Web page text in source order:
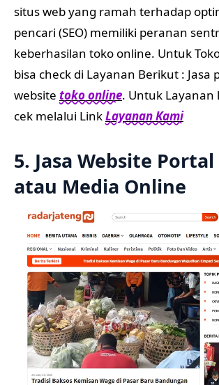
situs web yang ramah terhadap
pencari (SEO) memiliki peranan
keberhasilan toko online. Untuk
bisa check di Layanan Berikut : Jasa
website toko online. Untuk Layanan
cek melalui LinkLayanan Kami
5. Jasa Website
atau Media Online